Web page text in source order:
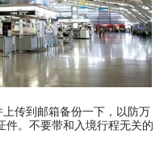
传到邮箱备份一下，以防万
件。不要带和入境行程无关的